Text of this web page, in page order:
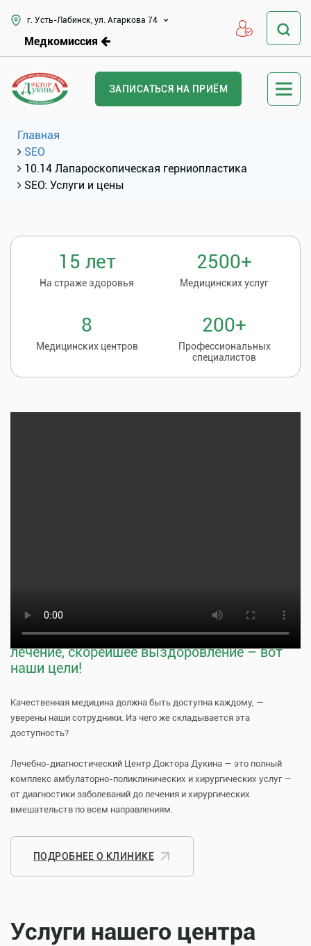
г. Усть-Лабинск, ул. Агаркова 74
Медкомиссия
ЗАПИСАТЬСЯ НА ПРИЁМ
Главная
SEO
10.14 Лапароскопическая герниопластика
SEO: Услуги и цены
15 лет
На страже здоровья
2500+
Медицинских услуг
8
Медицинских центров
200+
Профессиональных
специалистов
Тщательная профилактика, качественное
лечение, скорейшее выздоровление – вот
наши цели!
Качественная медицина должна быть доступна каждому, —
уверены наши сотрудники. Из чего же складывается эта
доступность?
Лечебно-диагностический Центр Доктора Дукина — это полный
комплекс амбулаторно-поликлинических и хирургических услуг —
от диагностики заболеваний до лечения и хирургических
вмешательств по всем направлениям.
ПОДРОБНЕЕ О КЛИНИКЕ
Услуги нашего центра